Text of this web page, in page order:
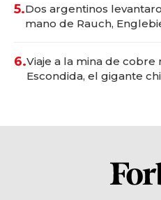
5.Dos argentinos
mano de Rauch,
6.Viaje a la mina de
Escondida, el gigante